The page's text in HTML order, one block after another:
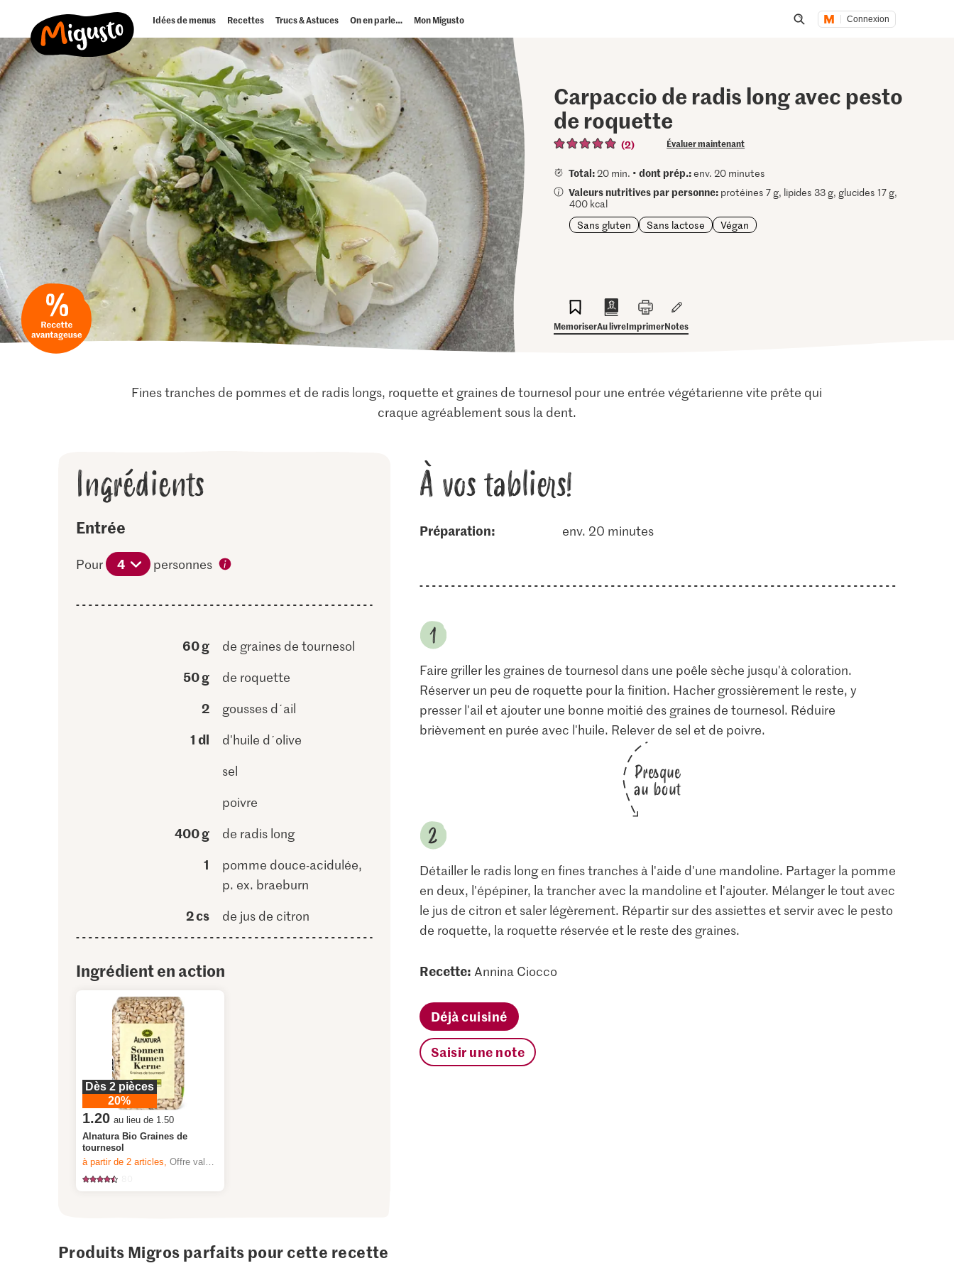
Idées de menus Recettes Trucs & Astuces On en parle… Mon Migusto Connexion
Carpaccio de radis long avec pesto
de roquette
(2) Évaluer maintenant
Total:20 min. •dont prép.:env. 20 minutes
Valeurs nutritives par personne: protéines 7 g, lipides 33 g, glucides 17 g,
400 kcal
Sans gluten
Sans lactose Végan
MemoriserAu livreImprimerNotes
Fines tranches de pommes et de radis longs, roquette et graines de tournesol pour une entrée végétarienne vite prête qui
craque agréablement sous la dent.
Ingrédients
Entrée
Pour 4 personnes
60 g de graines de tournesol
50 g de roquette
2 gousses d´ail
1 dl
d'huile d´olive
sel
poivre
400 g de radis long
1
pomme douce-acidulée,
p. ex. braeburn
2 cs de jus de citron
Ingrédient en action
Dès 2 pièces
20%
1.20 au lieu de 1.50
Alnatura Bio Graines de
tournesol
à partir de 2 articles, Offre valable du 6.8 au 12.8.2026, jusqu’à épuisement du stock.
Produits Migros parfaits pour cette recette
À vos tabliers!
Préparation: env. 20 minutes
Faire griller les graines de tournesol dans une poêle sèche jusqu'à coloration.
Réserver un peu de roquette pour la finition. Hacher grossièrement le reste, y
presser l'ail et ajouter une bonne moitié des graines de tournesol. Réduire
brièvement en purée avec l'huile. Relever de sel et de poivre.
Presque
au bout
Détailler le radis long en fines tranches à l'aide d'une mandoline. Partager la pomme
en deux, l'épépiner, la trancher avec la mandoline et l'ajouter. Mélanger le tout avec
le jus de citron et saler légèrement. Répartir sur des assiettes et servir avec le pesto
de roquette, la roquette réservée et le reste des graines.
Recette: Annina Ciocco
Déjà cuisiné
Saisir une note